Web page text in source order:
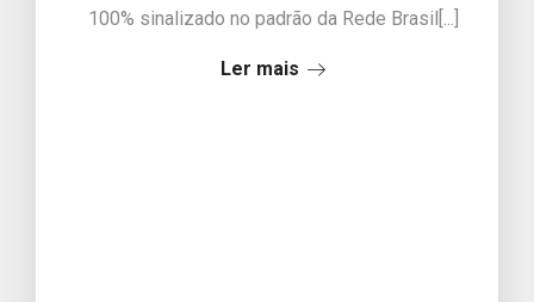
100% sinalizado no padrão da Rede Brasil[...]
Ler mais